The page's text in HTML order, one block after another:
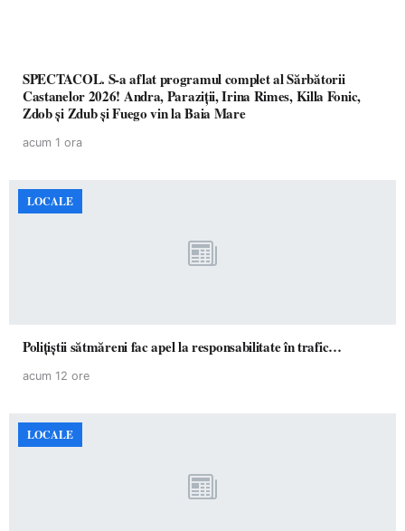
SPECTACOL. S-a aflat programul complet al Sărbătorii
Castanelor 2026! Andra, Paraziții, Irina Rimes, Killa Fonic,
Zdob și Zdub și Fuego vin la Baia Mare
acum 1 ora
LOCALE
Polițiștii sătmăreni fac apel la responsabilitate în trafic…
acum 12 ore
LOCALE